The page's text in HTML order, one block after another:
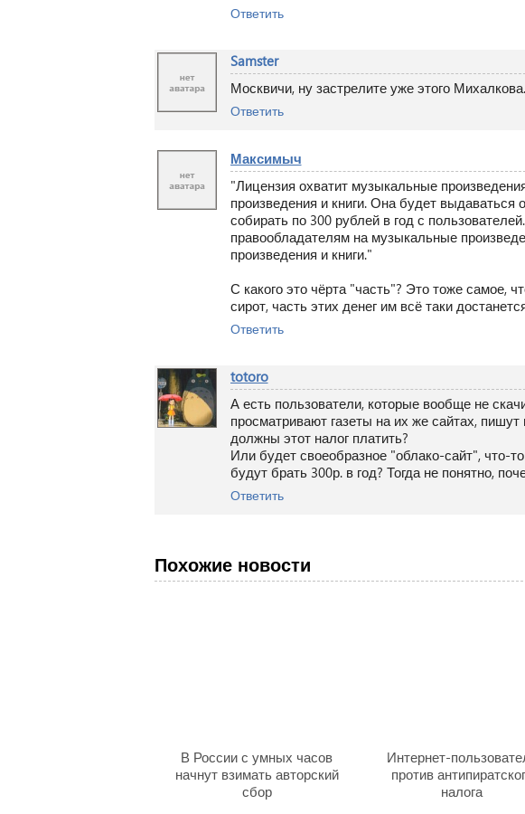
Ответить
Samster
Москвичи, ну застрелите уже этого Михалкова.
Ответить
Максимыч
"Лицензия охватит музыкальные
произведения и книги. Она будет выдаваться
собирать по 300 рублей в год с пользователей.
правообладателям на музыкальные
произведения и книги."
С какого это чёрта "часть"? Это тоже самое,
сирот, часть этих денег им всё таки
Ответить
totoro
А есть пользователи, которые вообще не
просматривают газеты на их же сайтах,
должны этот налог платить?
Или будет своеобразное "облако-сайт", что-
будут брать 300р. в год? Тогда не понятно,
Ответить
Похожие новости
В России с умных часов
начнут взимать авторский
сбор
Интернет-
против
налога